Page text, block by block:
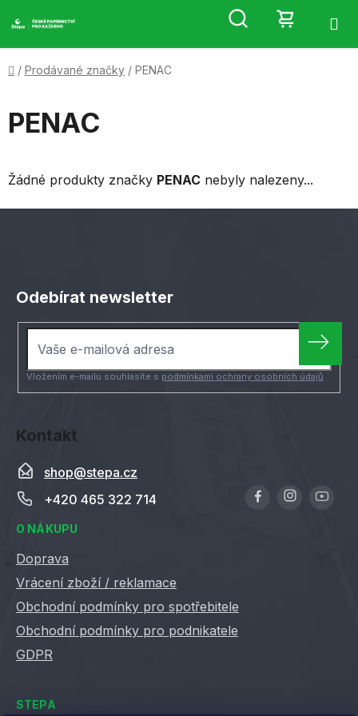
na
Hledat
KOŠÍK
Domů
/ Prodávané značky / PENAC
PENAC
Žádné produkty značky PENAC nebyly nalezeny...
Kontakt
shop@stepa.cz
+420 465 322 714
O NÁKUPU
Doprava
Vrácení zboží / reklamace
Obchodní podmínky pro spotřebitele
Obchodní podmínky pro podnikatele
GDPR
STEPA
Odebírat newsletter
Vložením e-mailu souhlasíte s podmínkami ochrany osobních údajů